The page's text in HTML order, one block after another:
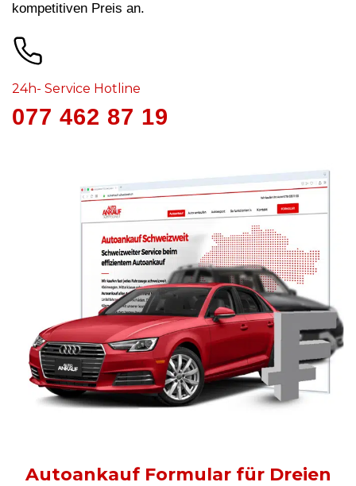
kompetitiven Preis an.
24h- Service Hotline
077 462 87 19
Autoankauf Formular für Dreien